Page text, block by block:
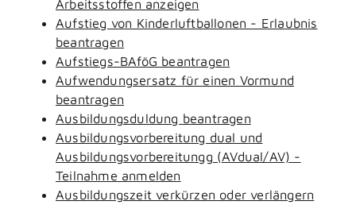
Arbeitsstoffen anzeigen
Aufstieg von Kinderluftballonen - Erlaubnis
beantragen
Aufstiegs-BAföG beantragen
Aufwendungsersatz für einen Vormund
beantragen
Ausbildungsduldung beantragen
Ausbildungsvorbereitung dual und
Ausbildungsvorbereitungg (AVdual/AV) -
Teilnahme anmelden
Ausbildungszeit verkürzen oder verlängern